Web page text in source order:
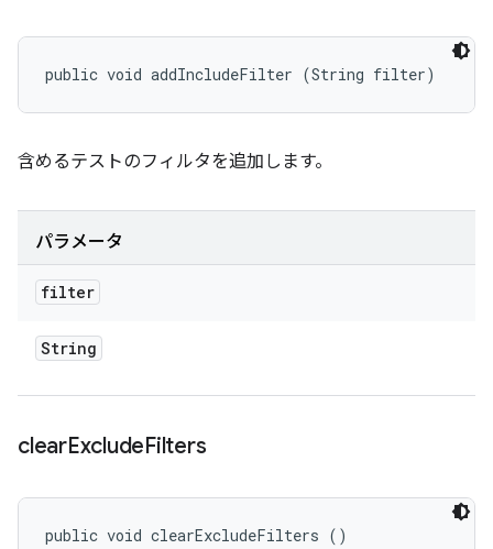
public void addIncludeFilter (String filter)
含めるテストのフィルタを追加します。
パラメータ
filter
String
clearExcludeFilters
public void clearExcludeFilters ()